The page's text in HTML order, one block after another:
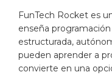
FunTech Rocket es
enseña
estructurada,
pueden aprender a
convierte en una